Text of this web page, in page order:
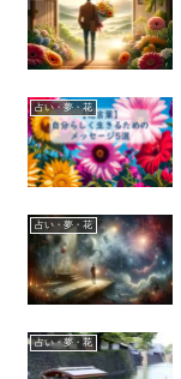
占い・夢・花
占い・夢・花
占い・夢・花